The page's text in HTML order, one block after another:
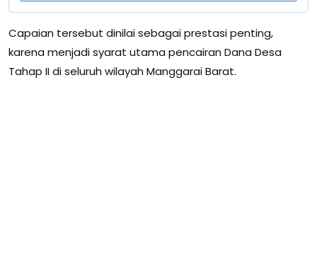
Capaian tersebut dinilai sebagai prestasi penting,
karena menjadi syarat utama pencairan Dana Desa
Tahap II di seluruh wilayah Manggarai Barat.